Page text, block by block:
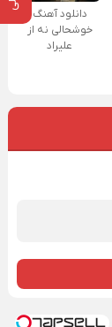
دانلود آهنگ
خوشحالی نه از
علیراد